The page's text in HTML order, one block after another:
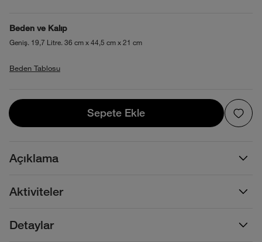
Beden ve Kalıp
Geniş. 19,7 Litre. 36 cm x 44,5 cm x 21 cm
Beden Tablosu
Sepete Ekle
Sepete Ekle
Açıklama
Detaylar
Aktiviteler